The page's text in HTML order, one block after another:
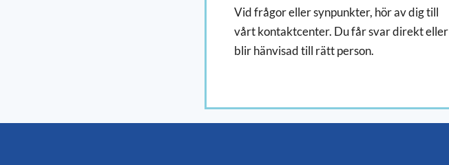
Vid frågor eller synpunkter, hör av dig till
vårt kontaktcenter. Du får svar direkt eller
blir hänvisad till rätt person.